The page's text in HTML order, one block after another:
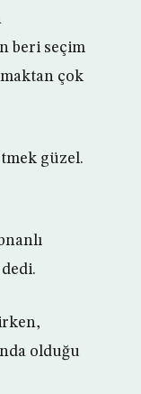
beri seçim
çok
güzel.
olduğu